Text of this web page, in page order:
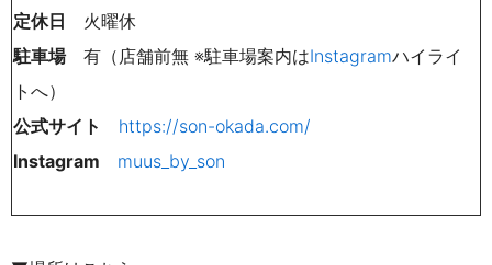
定休日 火曜休
駐車場
有（店舗前無 ※駐車場案内はInstagramハイライ
トへ）
公式サイト
https://son-okada.com/
Instagram
muus_by_son